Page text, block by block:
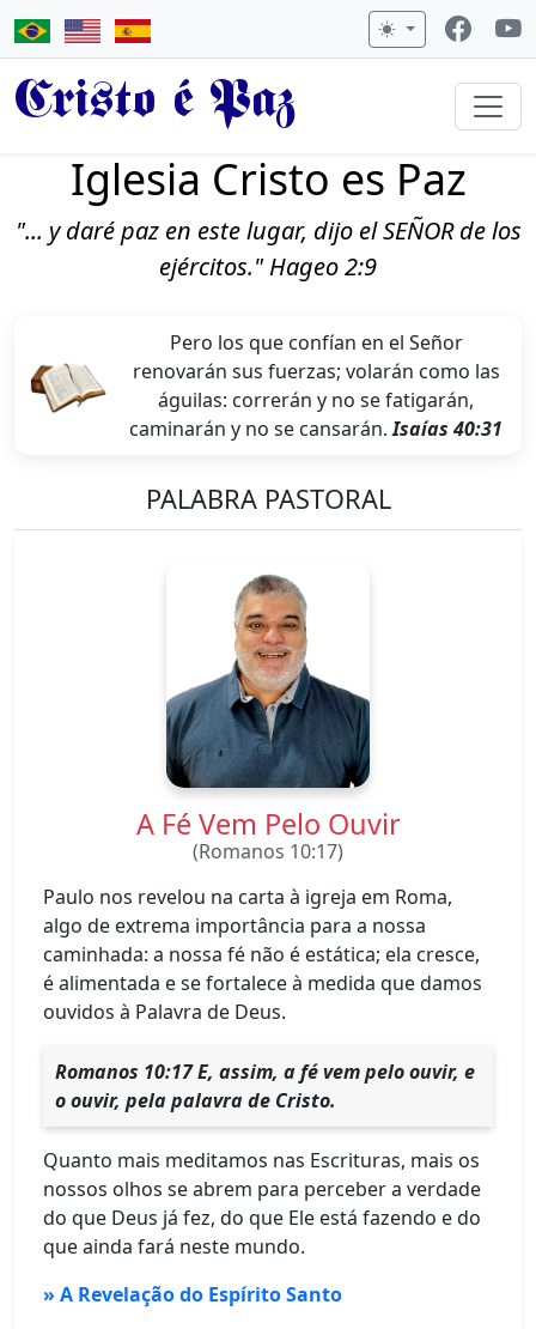
Cristo é Paz
Iglesia Cristo es Paz
"... y daré paz en este lugar, dijo el SEÑOR de los
ejércitos." Hageo 2:9
Pero los que confían en el Señor
renovarán sus fuerzas; volarán como las
águilas: correrán y no se fatigarán,
caminarán y no se cansarán.Isaías 40:31
PALABRA PASTORAL
A Fé Vem Pelo Ouvir
(Romanos 10:17)
Paulo nos revelou na carta à igreja em Roma,
algo de extrema importância para a nossa
caminhada: a nossa fé não é estática; ela cresce,
é alimentada e se fortalece à medida que damos
ouvidos à Palavra de Deus.
Romanos 10:17 E, assim, a fé vem pelo ouvir, e
o ouvir, pela palavra de Cristo.
Quanto mais meditamos nas Escrituras, mais os
nossos olhos se abrem para perceber a verdade
do que Deus já fez, do que Ele está fazendo e do
que ainda fará neste mundo.
» A Revelação do Espírito Santo